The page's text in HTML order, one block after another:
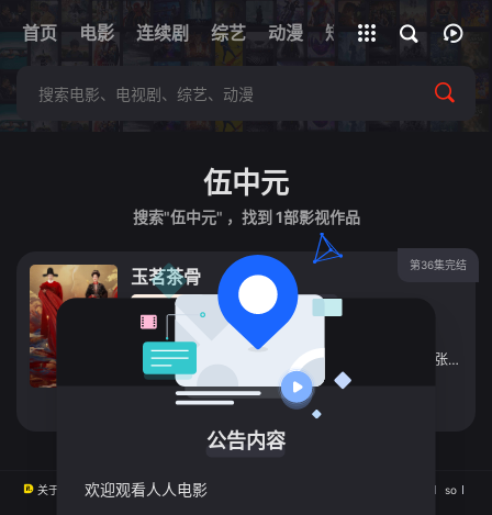
首页 电影 连续剧 综艺 动漫 短剧 网址
全部影片
伍中元
搜索"伍中元" ，找到 1部影视作品
第36集完结
玉茗茶骨
连续剧 2025
中国大陆
导演：张之微 马诗歌 / 国浩
主演：侯明昊 陈若轩 张南
立即播放
关于 版权 投屏 直播 排行榜
so
公告内容
欢迎观看人人电影